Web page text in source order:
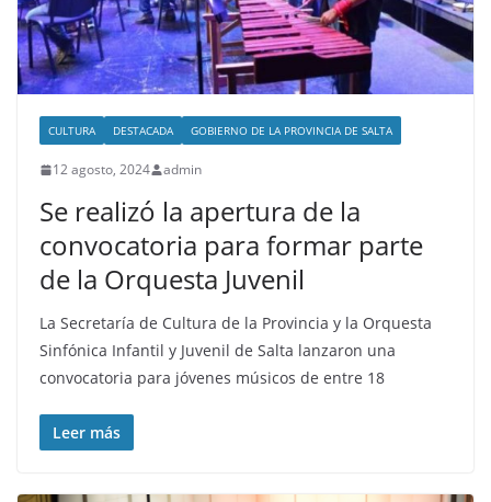
CULTURA DESTACADA GOBIERNO DE LA PROVINCIA DE SALTA
12 agosto, 2024 admin
Se realizó la apertura de la
convocatoria para formar parte
de la Orquesta Juvenil
La Secretaría de Cultura de la Provincia y la Orquesta
Sinfónica Infantil y Juvenil de Salta lanzaron una
convocatoria para jóvenes músicos de entre 18
Leer más